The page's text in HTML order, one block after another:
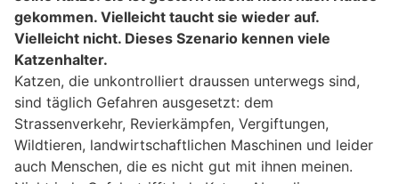
gekommen. Vielleicht taucht sie wieder auf.
Vielleicht nicht. Dieses Szenario kennen viele
Katzenhalter.
Katzen, die unkontrolliert draussen unterwegs sind,
sind täglich Gefahren ausgesetzt: dem
Strassenverkehr, Revierkämpfen, Vergiftungen,
Wildtieren, landwirtschaftlichen Maschinen und leider
auch Menschen, die es nicht gut mit ihnen meinen.